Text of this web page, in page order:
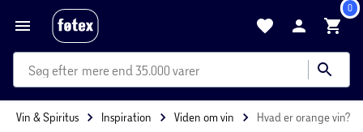
0
mere end 35.000 varer
Vin & Spiritus Inspiration Viden om vin Hvad er orange vin?